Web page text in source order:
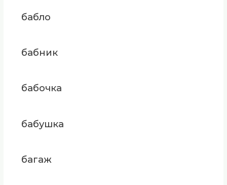
бабло
бабник
бабочка
бабушка
багаж